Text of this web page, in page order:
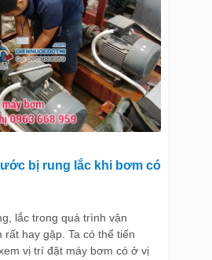
bị rung lắc khi bơm có
lắc trong quá trình vận
rất hay gặp. Ta có thể tiến
vị trí đặt máy bơm có ở vị